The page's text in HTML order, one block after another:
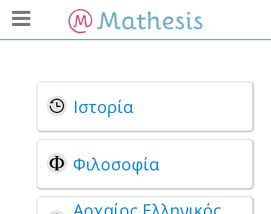
Ιστορία
Φιλοσοφία